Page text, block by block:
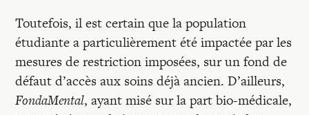
Mon panier
Mon compte
Toutefois, il est certain que la population
étudiante a particulièrement été impactée par les
mesures de restriction imposées, sur un fond de
défaut d’accès aux soins déjà ancien. D’ailleurs,
FondaMental, ayant misé sur la part bio-médicale,